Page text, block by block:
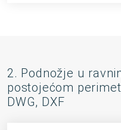
2. Podnožje u
postojećom
DWG, DXF